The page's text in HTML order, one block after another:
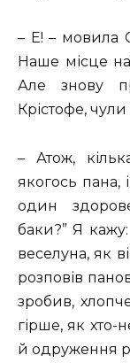
– Е! – мовила
Наше місце
Але знову
Крістофе,
– Атож,
якогось пана,
один
баки?” Я кажу:
веселуна, як
розповів
зробив,
гірше, як хто-
й одруження